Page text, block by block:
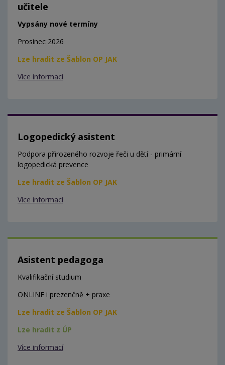
učitele
Vypsány nové termíny
Prosinec 2026
Lze hradit ze Šablon OP JAK
Více informací
Logopedický asistent
Podpora přirozeného rozvoje řeči u dětí - primární
logopedická prevence
Lze hradit ze Šablon OP JAK
Více informací
Asistent pedagoga
Kvalifikační studium
ONLINE i prezenčně + praxe
Lze hradit ze Šablon OP JAK
Lze hradit z ÚP
Více informací